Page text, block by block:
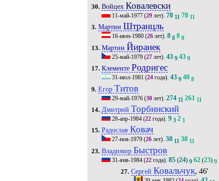
30. Войцех Ковалевски
11-май-1977(29лет). 78 11 78 11
3. Мартин Штранцль
16-июн-1980(26лет). 8 8 8 8
13. Мартин Йиранек
25-май-1979(27лет). 43 9 43 9
17. Клементе Родригес
31-июл-1981 (24года). 43 9 40 8
9. Егор Титов
29-май-1976(30лет). 274 11 261 11
14. Дмитрий Торбинский
28-апр-1984(22года). 9 3 2 1
15. Радослав Ковач
27-ноя-1979(26лет). 38 11 38 11
23. Владимир Быстров
31-янв-1984(22года). 85(24) 9 62(23) 9
27. Сергей Ковальчук, 46'